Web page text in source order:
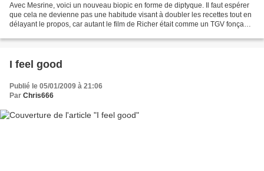
Avec Mesrine, voici un nouveau biopic en forme de diptyque. Il faut espérer
que cela ne devienne pas une habitude visant à doubler les recettes tout en
délayant le propos, car autant le film de Richer était comme un TGV fonçant
I feel good
Publié le 05/01/2009 à 21:06
Par Chris666